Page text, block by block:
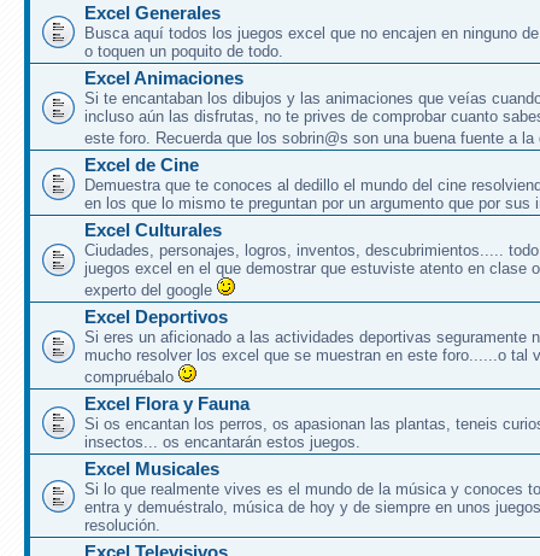
Excel Generales
Busca aquí todos los juegos excel que no encajen en ninguno
o toquen un poquito de todo.
Excel Animaciones
Si te encantaban los dibujos y las animaciones que veías
incluso aún las disfrutas, no te prives de comprobar cuanto
este foro. Recuerda que los sobrin@s son una buena fuente a
Excel de Cine
Demuestra que te conoces al dedillo el mundo del cine
en los que lo mismo te preguntan por un argumento que por sus
Excel Culturales
Ciudades, personajes, logros, inventos, descubrimientos.....
juegos excel en el que demostrar que estuviste atento en clase
experto del google
Excel Deportivos
Si eres un aficionado a las actividades deportivas seguramente
mucho resolver los excel que se muestran en este foro......o tal
compruébalo
Excel Flora y Fauna
Si os encantan los perros, os apasionan las plantas, teneis
insectos... os encantarán estos juegos.
Excel Musicales
Si lo que realmente vives es el mundo de la música y conoces
entra y demuéstralo, música de hoy y de siempre en unos
resolución.
Excel Televisivos